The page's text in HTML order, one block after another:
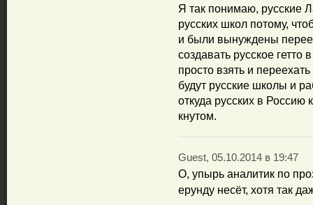
Я так понимаю, русские
русских школ потому,
и были вынуждены
создавать русское
просто взять и
будут русские школы и
откуда русских в
кнутом.
Guest, 05.10.2014 в 19:47
О, упырь аналитик по
ерунду несёт, хотя так